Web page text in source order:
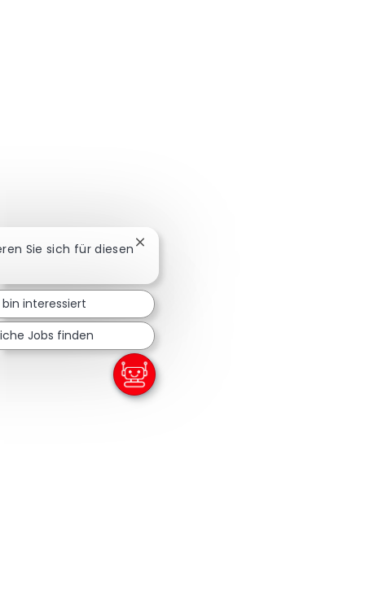
Sie sich für diesen Chatbot-Benachrichtigung schließen
interessiert
Jobs finden